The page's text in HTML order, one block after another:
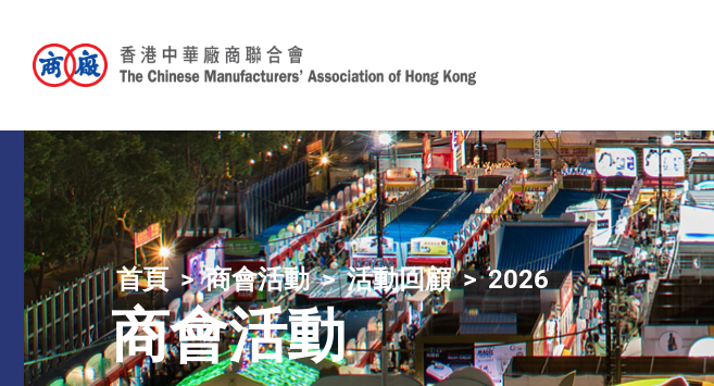
首頁 商會活動 活動回顧 2026
商會活動